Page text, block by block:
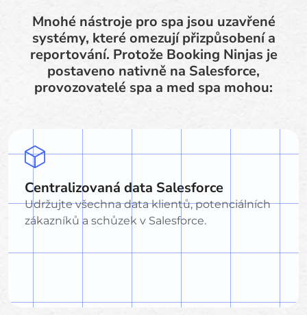
Mnohé nástroje pro spa jsou uzavřené
systémy, které omezují přizpůsobení a
reportování. Protože Booking Ninjas je
postaveno nativně na Salesforce,
provozovatelé spa a med spa mohou:
Centralizovaná data Salesforce
Udržujte všechna data klientů, potenciálních
zákazníků a schůzek v Salesforce.